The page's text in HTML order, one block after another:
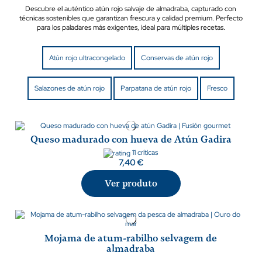
Descubre el auténtico atún rojo salvaje de almadraba, capturado con
técnicas sostenibles que garantizan frescura y calidad premium. Perfecto
para los paladares más exigentes, ideal para múltiples recetas.
Atún rojo ultracongelado Conservas de atún rojo
Salazones de atún rojo Parpatana de atún rojo Fresco
Queso madurado con hueva de Atún Gadira
11 críticas
7,40 €
Ver produto
Mojama de atum-rabilho selvagem de
almadraba